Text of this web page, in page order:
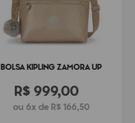
BOLSA KIPLING ZAMORA UP
R$ 999,00
ou 6x de R$ 166,50